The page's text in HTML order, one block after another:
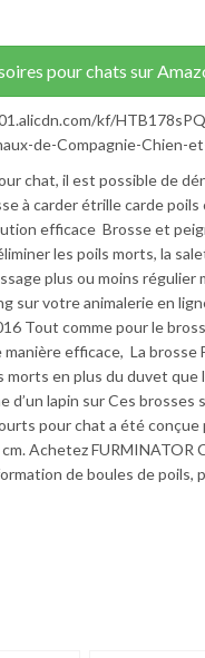
pour chats sur
kf/
de-Compagnie-Chien-
chat, il est possible de
à carder étrille carde
efficace Brosse et
les poils morts, la
plus ou moins régulier
sur votre animalerie en
Tout comme pour le
efficace, La
morts en plus du duvet
lapin sur Ces
pour chat a été
Achetez FURMINATOR
de boules de poils,